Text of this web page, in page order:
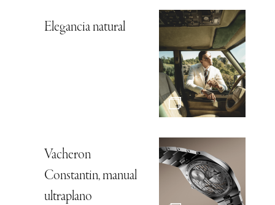
Elegancia natural
Vacheron
Constantin, manual
ultraplano